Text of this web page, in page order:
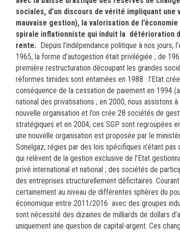
sociales, d’un discours de vérité impliquant
mauvaise gestion), la valorisation de
spirale inflationniste qui induit la détérioration
rente. Depuis l’indépendance politique à nos jours,
1965, la forme d’autogestion était privilégiée ; de
première restructuration découpant les grandes
réformes timides sont entamées en 1988 : l’Etat
conséquence de la cessation de paiement en 1994
national des privatisations ; en 2000, nous assistons
nouvelle organisation et l’on crée 28 sociétés de
stratégiques et en 2004, ces SGP sont regroupées
une nouvelle organisation est proposée par le
Sonelgaz, régies par des lois spécifiques n’étant
qui relèvent de la gestion exclusive de l’Etat
privé international et national ; des sociétés de
des entreprises structurellement déficitaires.
certainement au niveau de différentes sphères du
économique entre 2011/2016 avec des groupes
sont nécessité des dizaines de milliards de dollars
uniquement une question de capital-argent. Ces